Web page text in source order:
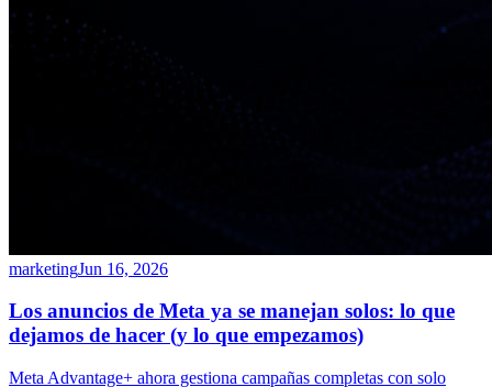
marketingJun 16, 2026
Los anuncios de Meta ya se manejan solos: lo que
dejamos de hacer (y lo que empezamos)
Meta Advantage+ ahora gestiona campañas completas con solo